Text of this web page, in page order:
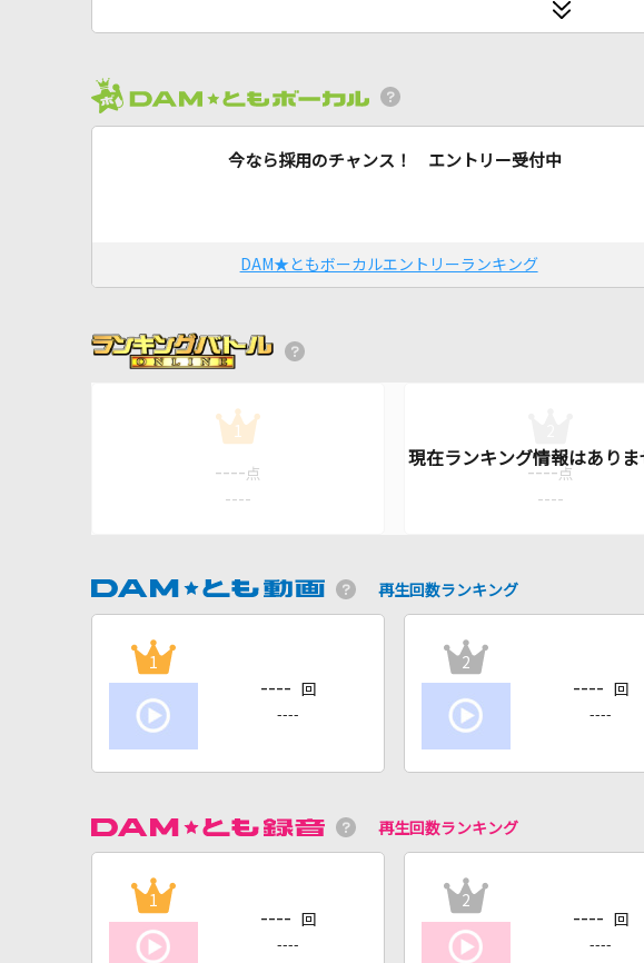
今なら採用のチャンス！ エントリー受付中
DAM★ともボーカルエントリーランキング
1
---- 点
----
---- 点
----
再生回数ランキング
1
---- 回
----
2
---- 回
----
再生回数ランキング
1
---- 回
----
2
---- 回
----